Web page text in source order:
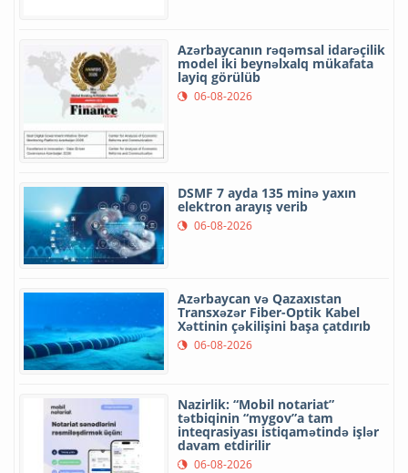
Azərbaycanın rəqəmsal idarəçilik
model iki beynəlxalq mükafata
layiq görülüb
06-08-2026
DSMF 7 ayda 135 minə yaxın
elektron arayış verib
06-08-2026
Azərbaycan və Qazaxıstan
Transxəzər Fiber-Optik Kabel
Xəttinin çəkilişini başa çatdırıb
06-08-2026
Nazirlik: “Mobil notariat”
tətbiqinin “mygov”a tam
inteqrasiyası istiqamətində işlər
davam etdirilir
06-08-2026